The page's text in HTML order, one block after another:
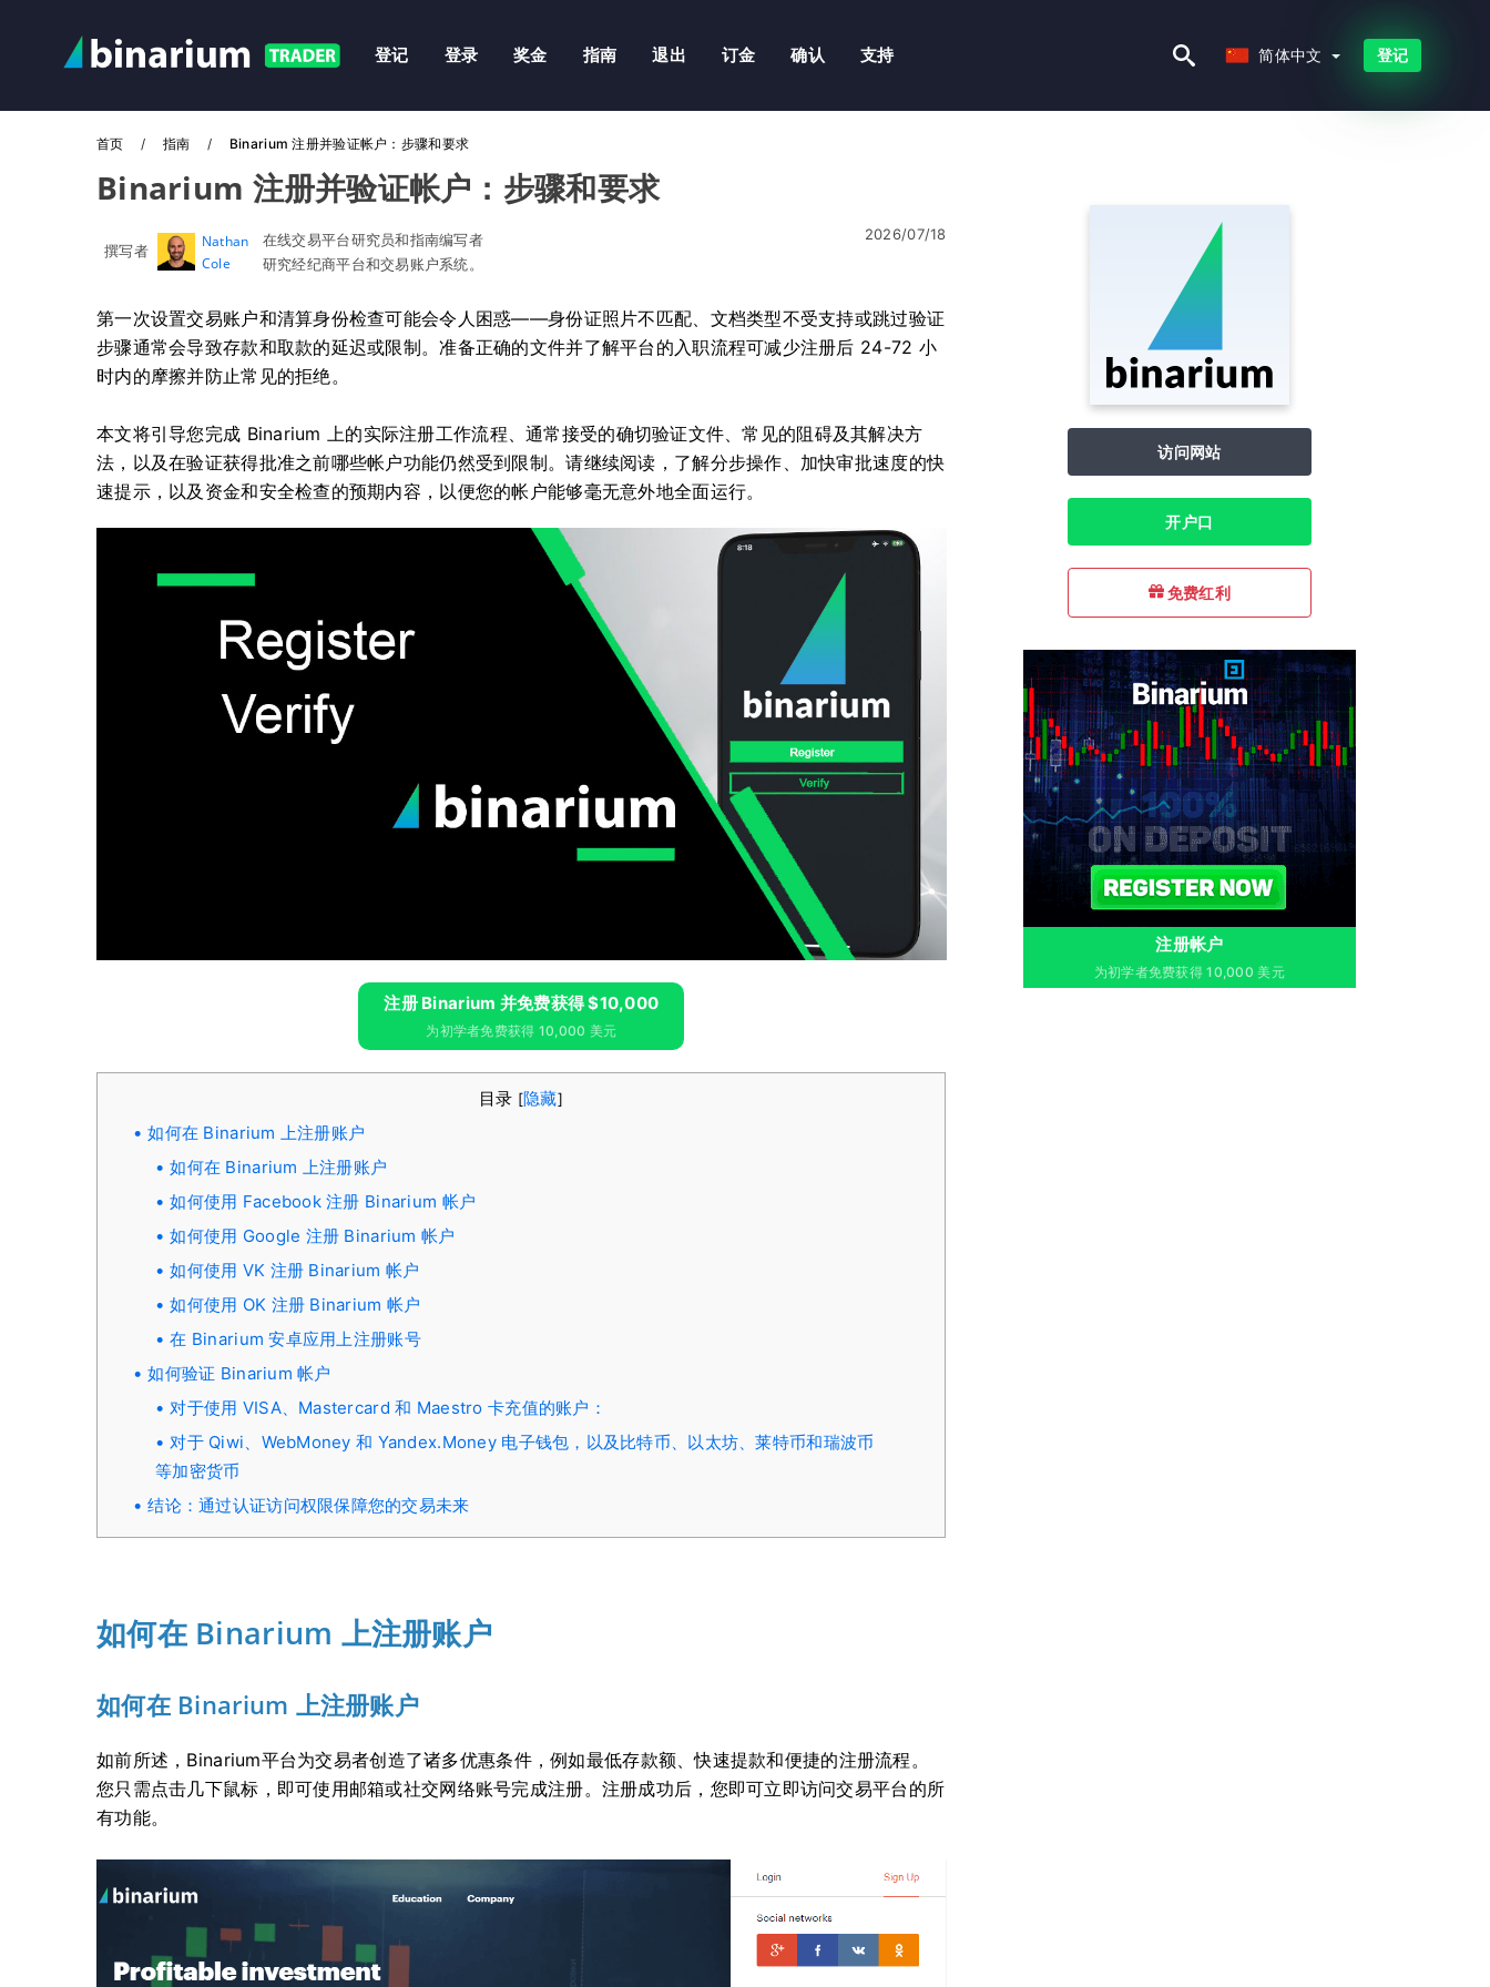
登记 登录 奖金 指南 退出 订金 确认 支持 简体中文 登记
首页 指南 Binarium 注册并验证帐户：步骤和要求
Binarium 注册并验证帐户：步骤和要求
撰写者
Nathan
Cole
在线交易平台研究员和指南编写者
研究经纪商平台和交易账户系统。
2026/07/18
第一次设置交易账户和清算身份检查可能会令人困惑——身份证照片不匹配、文档类型不受支持或跳过验证
步骤通常会导致存款和取款的延迟或限制。准备正确的文件并了解平台的入职流程可减少注册后 24-72 小
时内的摩擦并防止常见的拒绝。
本文将引导您完成 Binarium 上的实际注册工作流程、通常接受的确切验证文件、常见的阻碍及其解决方
法，以及在验证获得批准之前哪些帐户功能仍然受到限制。请继续阅读，了解分步操作、加快审批速度的快
速提示，以及资金和安全检查的预期内容，以便您的帐户能够毫无意外地全面运行。
注册 Binarium 并免费获得 $10,000
为初学者免费获得 10,000 美元
目录 [隐藏]
如何在 Binarium 上注册账户
如何在 Binarium 上注册账户
如何使用 Facebook 注册 Binarium 帐户
如何使用 Google 注册 Binarium 帐户
如何使用 VK 注册 Binarium 帐户
如何使用 OK 注册 Binarium 帐户
在 Binarium 安卓应用上注册账号
如何验证 Binarium 帐户
对于使用 VISA、Mastercard 和 Maestro 卡充值的账户：
对于 Qiwi、WebMoney 和 Yandex.Money 电子钱包，以及比特币、以太坊、莱特币和瑞波币
等加密货币
结论：通过认证访问权限保障您的交易未来
如何在 Binarium 上注册账户
如何在 Binarium 上注册账户
如前所述，Binarium平台为交易者创造了诸多优惠条件，例如最低存款额、快速提款和便捷的注册流程。
您只需点击几下鼠标，即可使用邮箱或社交网络账号完成注册。注册成功后，您即可立即访问交易平台的所
有功能。
访问网站
开户口
免费红利
注册帐户
为初学者免费获得 10,000 美元